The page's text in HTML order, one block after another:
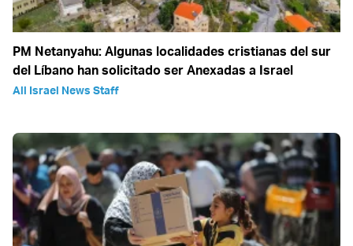
PM Netanyahu: Algunas localidades cristianas del sur
del Líbano han solicitado ser Anexadas a Israel
All Israel News Staff